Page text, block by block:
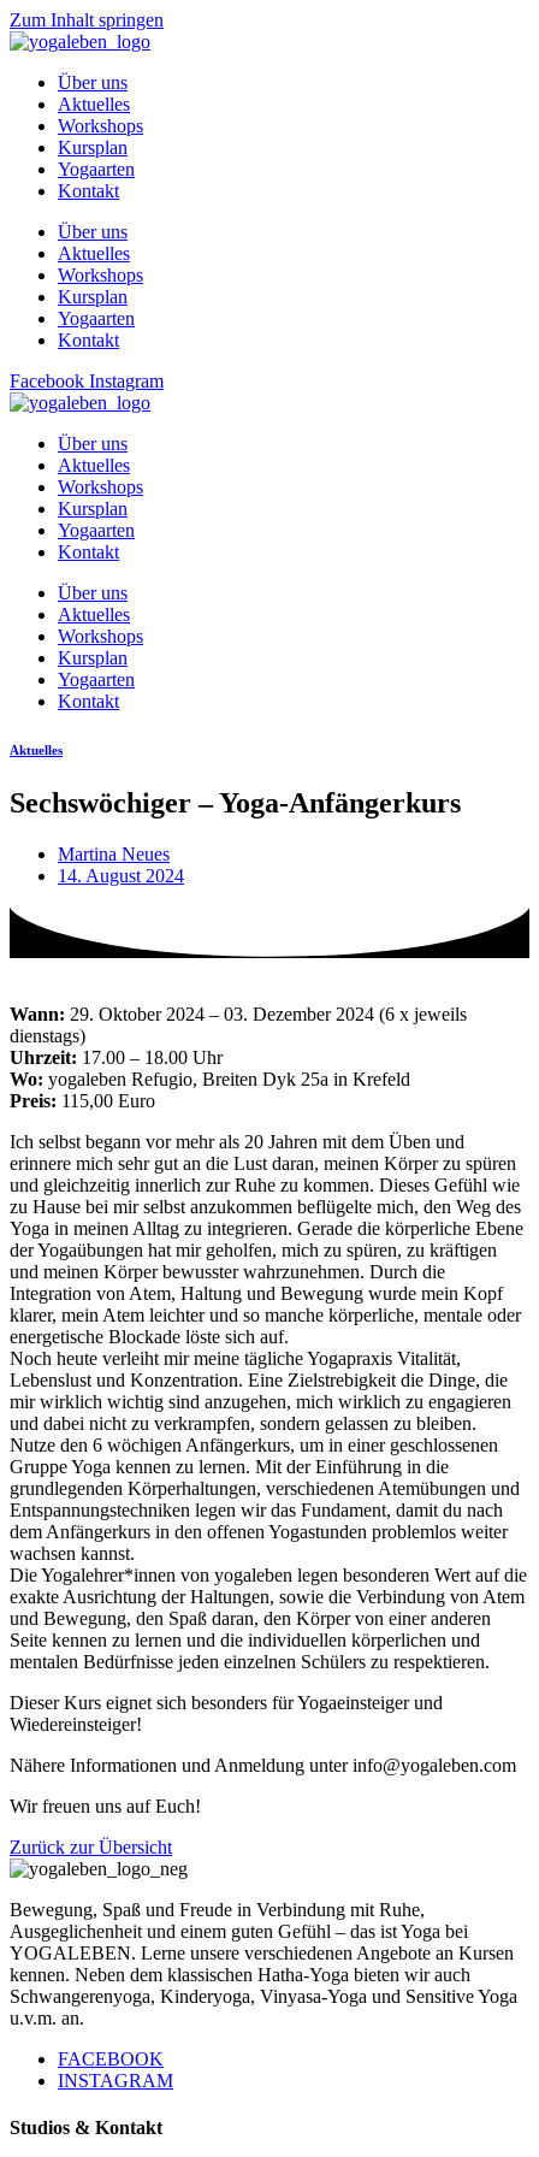
Zum Inhalt springen
Über uns
Aktuelles
Workshops
Kursplan
Yogaarten
Kontakt
Über uns
Aktuelles
Workshops
Kursplan
Yogaarten
Kontakt
Facebook Instagram
Über uns
Aktuelles
Workshops
Kursplan
Yogaarten
Kontakt
Über uns
Aktuelles
Workshops
Kursplan
Yogaarten
Kontakt
Aktuelles
Sechswöchiger – Yoga-Anfängerkurs
Martina Neues
14. August 2024
Wann: 29. Oktober 2024 – 03. Dezember 2024 (6 x jeweils
dienstags)
Uhrzeit: 17.00 – 18.00 Uhr
Wo: yogaleben Refugio, Breiten Dyk 25a in Krefeld
Preis: 115,00 Euro
Ich selbst begann vor mehr als 20 Jahren mit dem Üben und
erinnere mich sehr gut an die Lust daran, meinen Körper zu spüren
und gleichzeitig innerlich zur Ruhe zu kommen. Dieses Gefühl wie
zu Hause bei mir selbst anzukommen beflügelte mich, den Weg des
Yoga in meinen Alltag zu integrieren. Gerade die körperliche Ebene
der Yogaübungen hat mir geholfen, mich zu spüren, zu kräftigen
und meinen Körper bewusster wahrzunehmen. Durch die
Integration von Atem, Haltung und Bewegung wurde mein Kopf
klarer, mein Atem leichter und so manche körperliche, mentale oder
energetische Blockade löste sich auf.
Noch heute verleiht mir meine tägliche Yogapraxis Vitalität,
Lebenslust und Konzentration. Eine Zielstrebigkeit die Dinge, die
mir wirklich wichtig sind anzugehen, mich wirklich zu engagieren
und dabei nicht zu verkrampfen, sondern gelassen zu bleiben.
Nutze den 6 wöchigen Anfängerkurs, um in einer geschlossenen
Gruppe Yoga kennen zu lernen. Mit der Einführung in die
grundlegenden Körperhaltungen, verschiedenen Atemübungen und
Entspannungstechniken legen wir das Fundament, damit du nach
dem Anfängerkurs in den offenen Yogastunden problemlos weiter
wachsen kannst.
Die Yogalehrer*innen von yogaleben legen besonderen Wert auf die
exakte Ausrichtung der Haltungen, sowie die Verbindung von Atem
und Bewegung, den Spaß daran, den Körper von einer anderen
Seite kennen zu lernen und die individuellen körperlichen und
mentalen Bedürfnisse jeden einzelnen Schülers zu respektieren.
Dieser Kurs eignet sich besonders für Yogaeinsteiger und
Wiedereinsteiger!
Nähere Informationen und Anmeldung unter info@yogaleben.com
Wir freuen uns auf Euch!
Zurück zur Übersicht
Bewegung, Spaß und Freude in Verbindung mit Ruhe,
Ausgeglichenheit und einem guten Gefühl – das ist Yoga bei
YOGALEBEN. Lerne unsere verschiedenen Angebote an Kursen
kennen. Neben dem klassischen Hatha-Yoga bieten wir auch
Schwangerenyoga, Kinderyoga, Vinyasa-Yoga und Sensitive Yoga
u.v.m. an.
FACEBOOK
INSTAGRAM
Studios & Kontakt